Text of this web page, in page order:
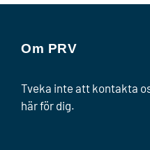
Om PRV
Tveka inte att kontakta
här för dig.